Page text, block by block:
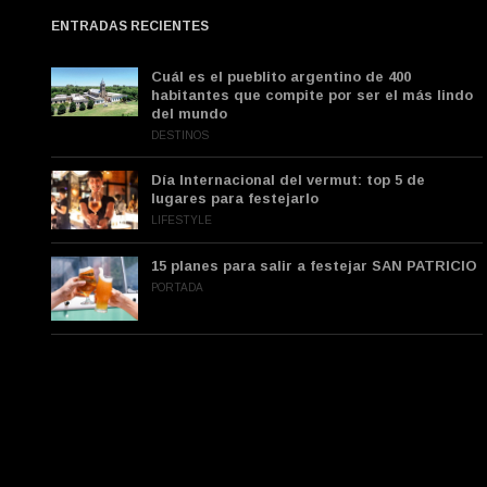
ENTRADAS RECIENTES
Cuál es el pueblito argentino de 400
habitantes que compite por ser el más lindo
del mundo
DESTINOS
Día Internacional del vermut: top 5 de
lugares para festejarlo
LIFESTYLE
15 planes para salir a festejar SAN PATRICIO
PORTADA